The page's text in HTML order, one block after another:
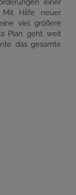
einer
Mit Hilfe neuer
viel größere
Plan geht weit
das gesamte